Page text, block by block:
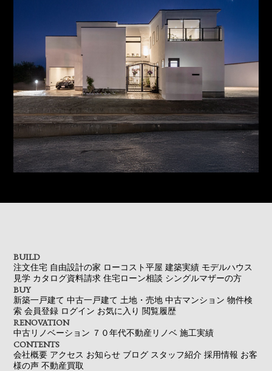
BUILD
注文住宅 自由設計の家 ローコスト平屋 建築実績 モデルハウス
見学 カタログ資料請求 住宅ローン相談 シングルマザーの方
BUY
新築一戸建て 中古一戸建て 土地・売地 中古マンション 物件検
索 会員登録 ログイン お気に入り 閲覧履歴
RENOVATION
中古リノベーション ７０年代不動産リノベ 施工実績
CONTENTS
会社概要 アクセス お知らせ ブログ スタッフ紹介 採用情報 お客
様の声 不動産買取